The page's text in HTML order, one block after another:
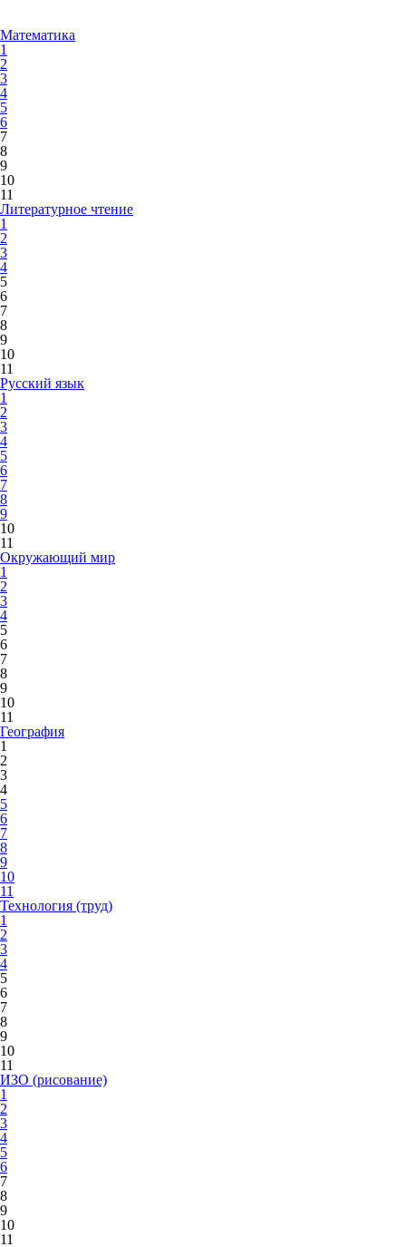
Математика
1
2
3
4
5
6
7
8
9
10
11
Литературное чтение
1
2
3
4
5
6
7
8
9
10
11
Русский язык
1
2
3
4
5
6
7
8
9
10
11
Окружающий мир
1
2
3
4
5
6
7
8
9
10
11
География
1
2
3
4
5
6
7
8
9
10
11
Технология (труд)
1
2
3
4
5
6
7
8
9
10
11
ИЗО (рисование)
1
2
3
4
5
6
7
8
9
10
11